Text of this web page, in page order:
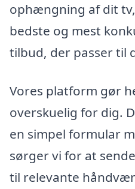
ophængning af dit
bedste og mest
tilbud, der passer til
Vores platform gør
overskuelig for dig.
en simpel formular
sørger vi for at
til relevante